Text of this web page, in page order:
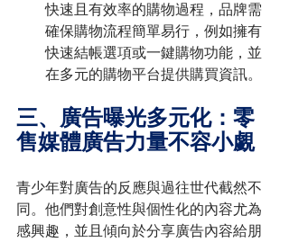
快速且有效率的購物過程，品牌需
確保購物流程簡單易行，例如擁有
快速結帳選項或一鍵購物功能，並
在多元的購物平台提供購買資訊。
三、廣告曝光多元化：零
售媒體廣告力量不容小覷
青少年對廣告的反應與過往世代截然不
同。他們對創意性與個性化的內容尤為
感興趣，並且傾向於分享廣告內容給朋